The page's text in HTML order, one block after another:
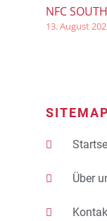
NFC
13. August
SITEMAP
Über